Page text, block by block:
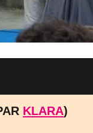
KLARA)